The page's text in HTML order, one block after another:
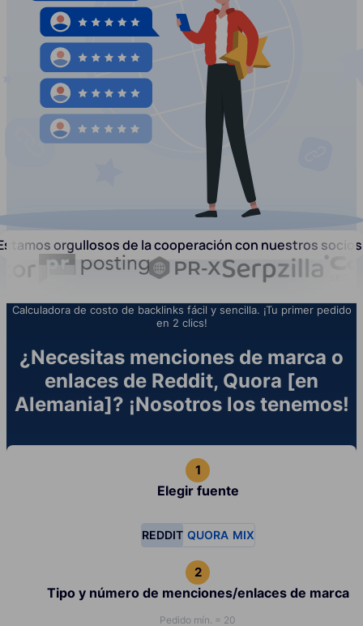
orgullosos de la cooperación con nuestros
Calculadora de costo de backlinks fácil y sencilla. ¡Tu primer pedido
en 2 clics!
¿Necesitas menciones de marca o
enlaces de Reddit, Quora [en
Alemania]? ¡Nosotros los tenemos!
Elegir fuente
REDDIT QUORA MIX
Tipo y número de menciones/enlaces de marca
Pedido mín. = 20